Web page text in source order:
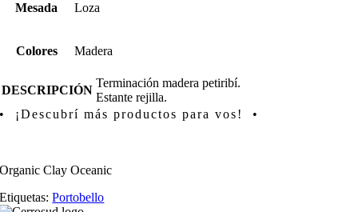
Mesada Loza
Colores Madera
DESCRIPCIÓN
Terminación madera petiribí.
Estante rejilla.
• ¡Descubrí más productos para vos! •
Organic Clay Oceanic
Etiquetas:Portobello